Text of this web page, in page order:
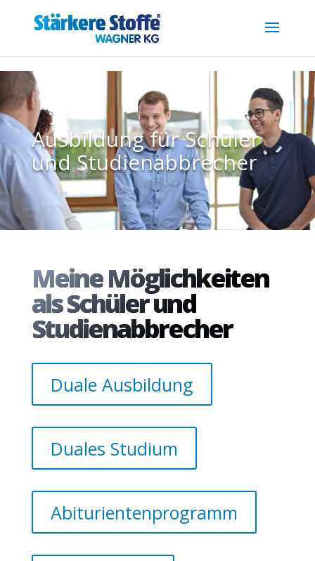
Ausbildung für Schüler
und Studienabbrecher
Meine Möglichkeiten
als Schüler und
Studienabbrecher
Duale Ausbildung
Duales Studium
Abiturientenprogramm